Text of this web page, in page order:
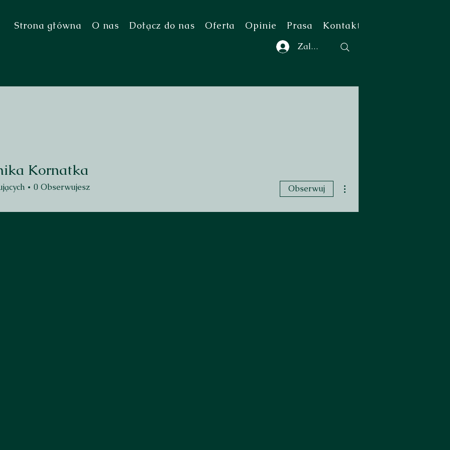
Strona główna O nas Dołącz do nas Oferta Opinie Prasa Kontakt
Zaloguj się
Kornatka
0 Obserwujesz Obserwuj